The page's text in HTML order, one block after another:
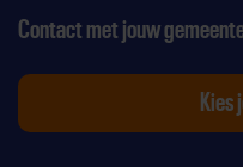
Contact met jouw
Kies